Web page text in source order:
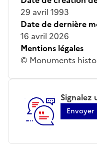
29 avril 1993
Date de dernière
16 avril 2026
Mentions légales
© Monuments
Signalez